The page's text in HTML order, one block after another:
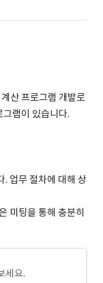
산 프로그램 개발로
램이 있습니다.
. 업무 절차에 대해 상
미팅을 통해 충분히
세요.